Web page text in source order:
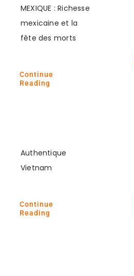
MEXIQUE : Richesse
mexicaine et la
fête des morts
Continue
Reading
Authentique
Vietnam
Continue
Reading